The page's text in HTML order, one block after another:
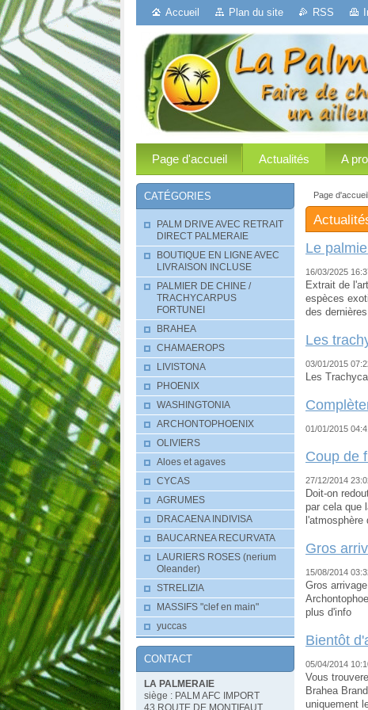
Accueil Plan du site RSS
Page d'accueil Actualités A
Page d'accueil
Le
16/03/2025
Extrait de
espèces
des
Les
03/01/2015
Les
01/01/2015
Coup de
27/12/2014
Doit-on
par cela que
Gros
15/08/2014
Gros
plus d'info
Bientôt
05/04/2014
Vous
Brahea
uniquement
CATÉGORIES
PALM DRIVE AVEC RETRAIT
DIRECT PALMERAIE
BOUTIQUE EN LIGNE AVEC
LIVRAISON INCLUSE
PALMIER DE CHINE /
TRACHYCARPUS
FORTUNEI
BRAHEA
CHAMAEROPS
LIVISTONA
PHOENIX
WASHINGTONIA
ARCHONTOPHOENIX
OLIVIERS
Aloes et agaves
CYCAS
AGRUMES
DRACAENA INDIVISA
BAUCARNEA RECURVATA
LAURIERS ROSES (nerium
Oleander)
STRELIZIA
MASSIFS "clef en main"
yuccas
CONTACT
LA PALMERAIE
siège : PALM AFC IMPORT
43 ROUTE DE MONTIFAUT